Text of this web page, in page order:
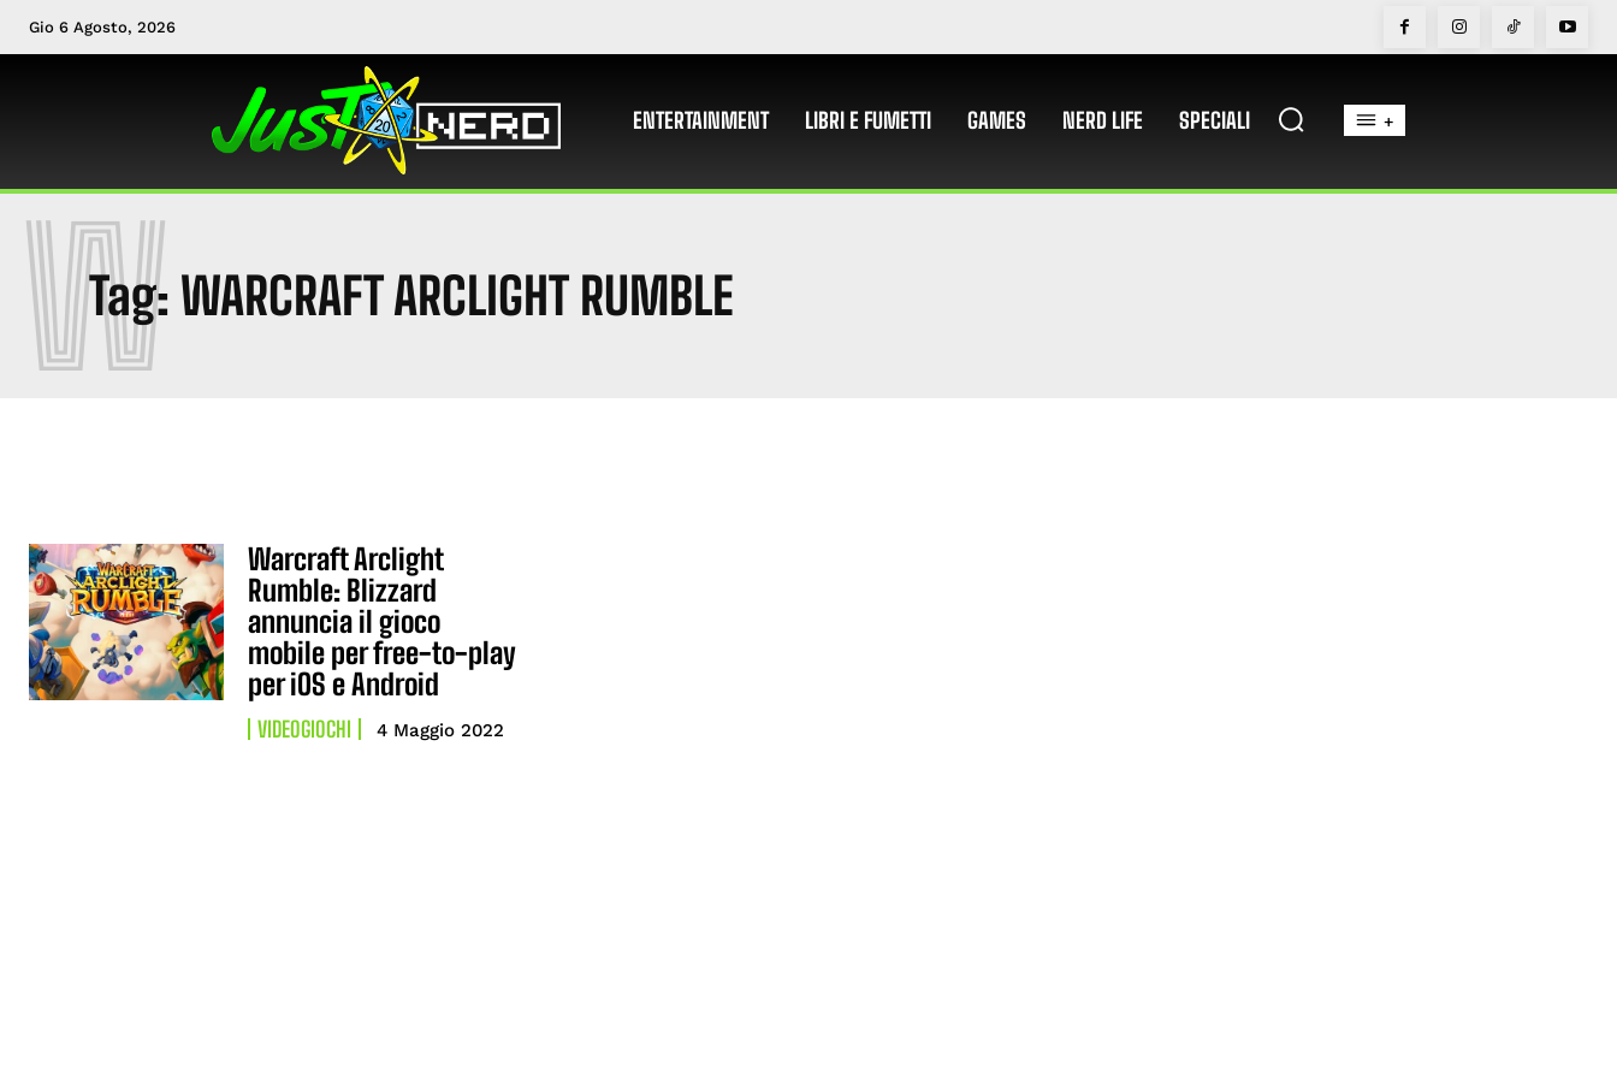
Gio 6 Agosto, 2026
ENTERTAINMENT LIBRI E FUMETTI GAMES NERD LIFE SPECIALI +
Tag: WARCRAFT ARCLIGHT RUMBLE
W
Warcraft Arclight
Rumble: Blizzard
annuncia il gioco
mobile per free-to-play
per iOS e Android
VIDEOGIOCHI 4 Maggio 2022